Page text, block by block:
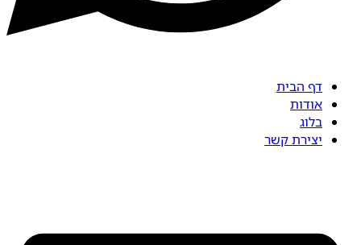
דף הבית
אודות
בלוג
יצירת קשר